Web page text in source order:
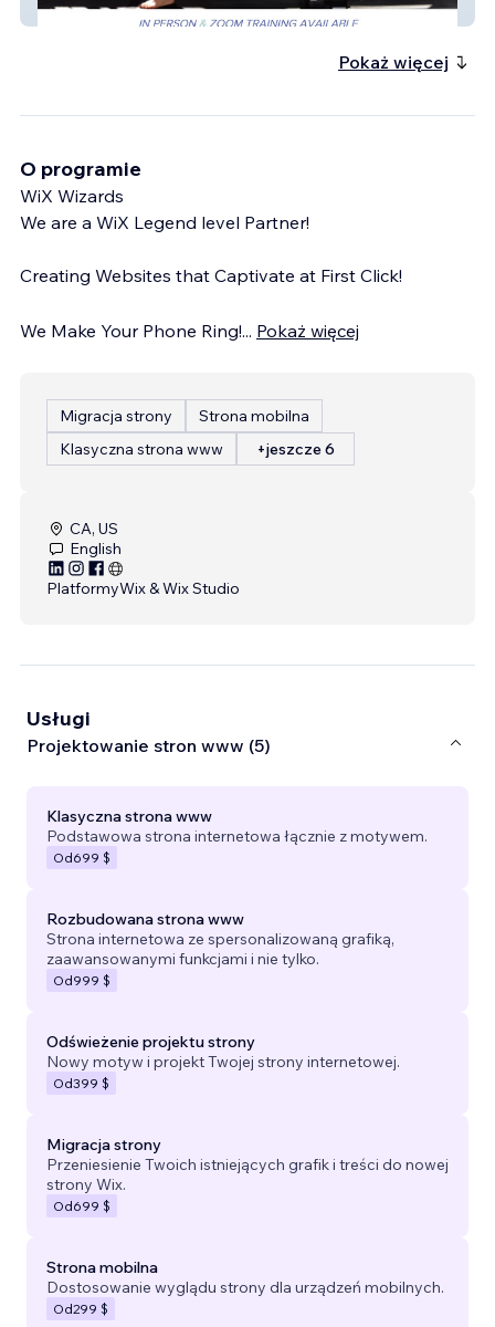
Michelle Adams PT
Pokaż więcej
O programie
WiX Wizards
We are a WiX Legend level Partner!
Creating Websites that Captivate at First Click!
We Make Your Phone Ring!... Pokaż więcej
Migracja strony
Strona mobilna
Klasyczna strona www
+jeszcze 6
CA, US
English
PlatformyWix & Wix Studio
Usługi
Projektowanie stron www (5)
Klasyczna strona www
Podstawowa strona internetowa łącznie z motywem.
Od699 $
Rozbudowana strona www
Strona internetowa ze spersonalizowaną grafiką,
zaawansowanymi funkcjami i nie tylko.
Od999 $
Odświeżenie projektu strony
Nowy motyw i projekt Twojej strony internetowej.
Od399 $
Migracja strony
Przeniesienie Twoich istniejących grafik i treści do nowej
strony Wix.
Od699 $
Strona mobilna
Dostosowanie wyglądu strony dla urządzeń mobilnych.
Od299 $